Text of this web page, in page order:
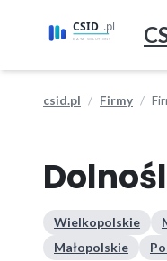
csid.pl Firmy
Wielkopolskie
Małopolskie